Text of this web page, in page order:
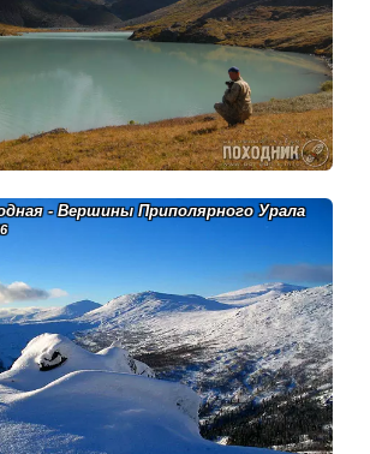
- Вершины Приполярного Урала